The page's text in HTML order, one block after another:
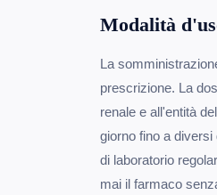
Modalità
La
prescrizione. La
renale e all'entità
giorno fino a
di laboratorio
mai il farmaco